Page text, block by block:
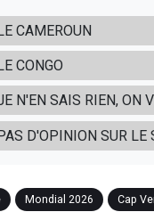
CAMEROUN
CONGO
N'EN SAIS RIEN, ON
D'OPINION SUR LE
Mondial 2026 Cap